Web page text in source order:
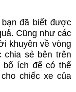
đã biết được
Cũng như các
khuyên về vòng
chia sẻ bên trên
bổ ích để có thể
chiếc xe của